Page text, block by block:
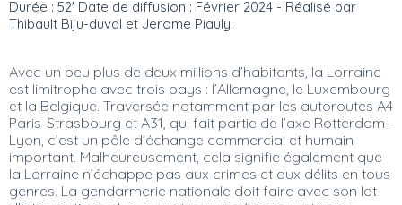
Durée : 52' Date de diffusion : Février 2024 - Réalisé par
Thibault Biju-duval et Jerome Piauly.
Avec un peu plus de deux millions d’habitants, la Lorraine
est limitrophe avec trois pays : l’Allemagne, le Luxembourg
et la Belgique. Traversée notamment par les autoroutes A4
Paris-Strasbourg et A31, qui fait partie de l’axe Rotterdam-
Lyon, c’est un pôle d’échange commercial et humain
important. Malheureusement, cela signifie également que
la Lorraine n’échappe pas aux crimes et aux délits en tous
genres. La gendarmerie nationale doit faire avec son lot